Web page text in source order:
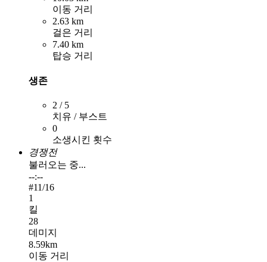
이동 거리
2.63 km
걸은 거리
7.40 km
탑승 거리
생존
2 / 5
치유 / 부스트
0
소생시킨 횟수
경쟁전
불러오는 중...
--:--
#11/16
1
킬
28
데미지
8.59km
이동 거리